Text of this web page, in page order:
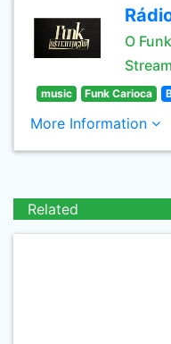
O
Stream
music Funk Carioca
More Information
Related